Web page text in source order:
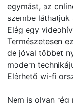
egymást, az
szembe láthatjuk
Elég egy
Természetesen
de jóval többet
modern
Elérhető wi-fi
Nem is olyan rég